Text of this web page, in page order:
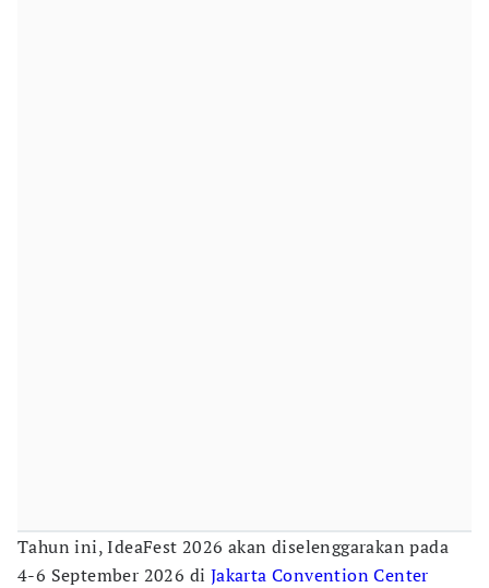
Tahun ini, IdeaFest 2026 akan diselenggarakan pada
4-6 September 2026 di Jakarta Convention Center